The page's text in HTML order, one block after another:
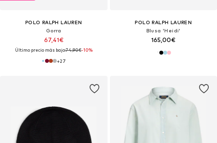
POLO RALPH LAUREN
Gorra
67,41€
Último precio más bajo:74,90€-10%
+27
POLO RALPH LAUREN
Blusa 'Heidi'
165,00€